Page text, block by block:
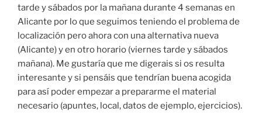
tarde y sábados por la mañana durante 4 semanas en
Alicante por lo que seguimos teniendo el problema de
localización pero ahora con una alternativa nueva
(Alicante) y en otro horario (viernes tarde y sábados
mañana). Me gustaría que me digerais si os resulta
interesante y si pensáis que tendrían buena acogida
para así poder empezar a prepararme el material
necesario (apuntes, local, datos de ejemplo, ejercicios).